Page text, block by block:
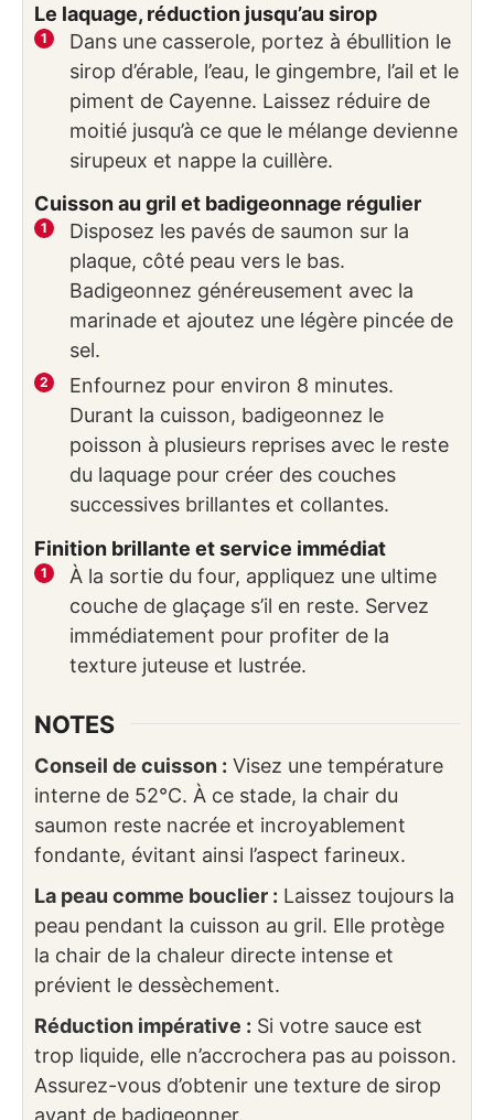
Le laquage, réduction jusqu’au sirop
Dans une casserole, portez à ébullition le
sirop d’érable, l’eau, le gingembre, l’ail et le
piment de Cayenne. Laissez réduire de
moitié jusqu’à ce que le mélange devienne
sirupeux et nappe la cuillère.
Cuisson au gril et badigeonnage régulier
Disposez les pavés de saumon sur la
plaque, côté peau vers le bas.
Badigeonnez généreusement avec la
marinade et ajoutez une légère pincée de
sel.
Enfournez pour environ 8 minutes.
Durant la cuisson, badigeonnez le
poisson à plusieurs reprises avec le reste
du laquage pour créer des couches
successives brillantes et collantes.
Finition brillante et service immédiat
À la sortie du four, appliquez une ultime
couche de glaçage s’il en reste. Servez
immédiatement pour profiter de la
texture juteuse et lustrée.
NOTES
Conseil de cuisson : Visez une température
interne de 52°C. À ce stade, la chair du
saumon reste nacrée et incroyablement
fondante, évitant ainsi l’aspect farineux.
La peau comme bouclier : Laissez toujours la
peau pendant la cuisson au gril. Elle protège
la chair de la chaleur directe intense et
prévient le dessèchement.
Réduction impérative : Si votre sauce est
trop liquide, elle n’accrochera pas au poisson.
Assurez-vous d’obtenir une texture de sirop